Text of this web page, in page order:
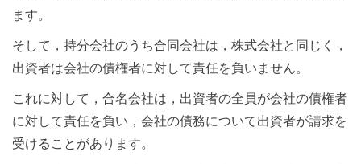
ます。
そして，持分会社のうち合同会社は，株式会社と同じく，
出資者は会社の債権者に対して責任を負いません。
これに対して，合名会社は，出資者の全員が会社の債権者
に対して責任を負い，会社の債務について出資者が請求を
受けることがあります。